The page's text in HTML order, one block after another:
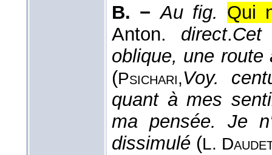
B. − Au fig. Qui
Anton. direct.Cet
oblique, une
(Psichari,Voy.
quant à mes
ma pensée. Je
dissimulé (L.